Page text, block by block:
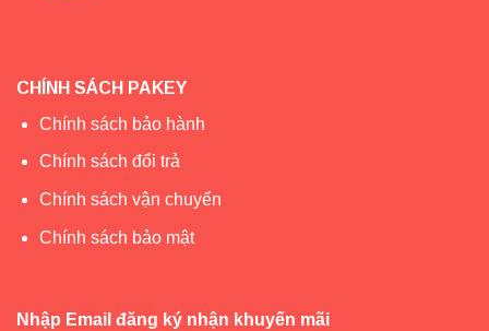
CHÍNH SÁCH PAKEY
Chính sách bảo hành
Chính sách đổi trả
Chính sách vận chuyển
Chính sách bảo mật
Nhập Email đăng ký nhận khuyến mãi